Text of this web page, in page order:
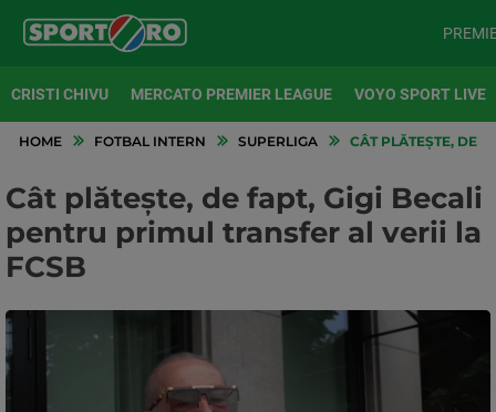
CRISTI CHIVU MERCATO PREMIER LEAGUE VOYO SPORT LIVE
HOME FOTBAL INTERN SUPERLIGA CÂT PLĂTEȘTE, DE
Cât plătește, de fapt, Gigi Becali
pentru primul transfer al verii la
FCSB